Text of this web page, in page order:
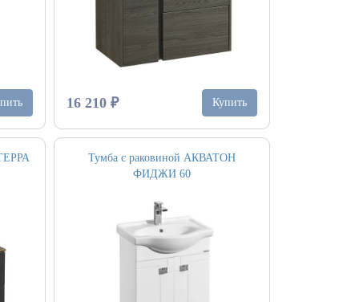
16 210 ₽ Купить
Тумба с раковиной АКВАТОН
ФИДЖИ 60